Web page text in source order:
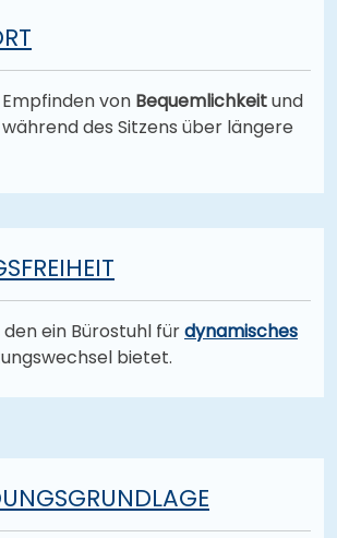
von Bequemlichkeitund
des Sitzens über längere
ein Bürostuhl fürdynamisches
bietet.